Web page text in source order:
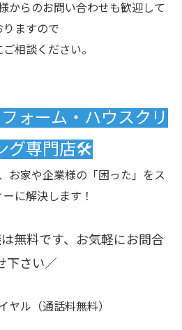
からのお問い合わせも歓迎して
りますので
相談ください。
ォーム・ハウスクリ
グ専門店🛠️
お家や企業様の「困った」をス
ーに解決します！
無料です、お気軽にお問合
下さい／
ヤル（通話料無料）